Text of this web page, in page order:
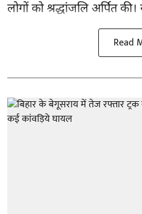
लोगों को श्रद्धांजलि अर्पित
Read